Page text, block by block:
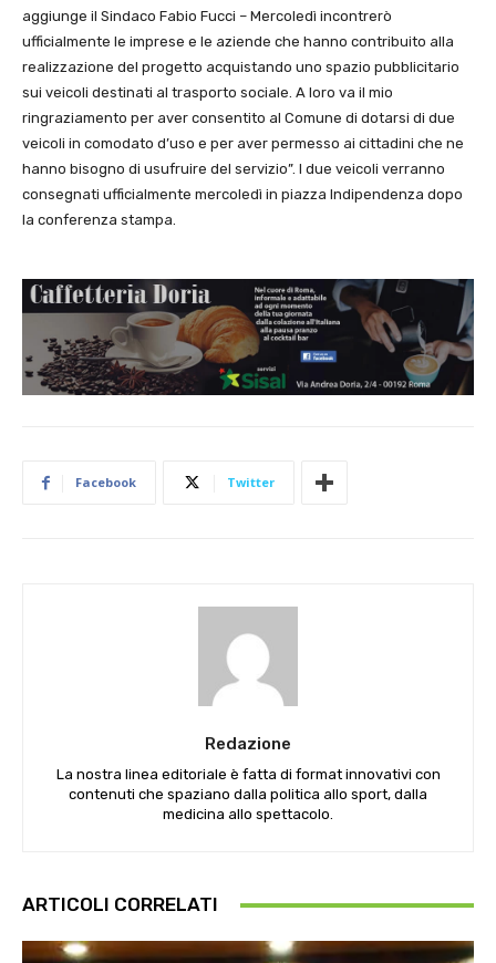
aggiunge il Sindaco Fabio Fucci – Mercoledì incontrerò
ufficialmente le imprese e le aziende che hanno contribuito alla
realizzazione del progetto acquistando uno spazio pubblicitario
sui veicoli destinati al trasporto sociale. A loro va il mio
ringraziamento per aver consentito al Comune di dotarsi di due
veicoli in comodato d’uso e per aver permesso ai cittadini che ne
hanno bisogno di usufruire del servizio”. I due veicoli verranno
consegnati ufficialmente mercoledì in piazza Indipendenza dopo
la conferenza stampa.
Facebook Twitter
Redazione
La nostra linea editoriale è fatta di format innovativi con
contenuti che spaziano dalla politica allo sport, dalla
medicina allo spettacolo.
ARTICOLI CORRELATI